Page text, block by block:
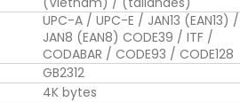
UPC-A / UPC-E / JAN13 (EAN13) /
JAN8 (EAN8) CODE39 / ITF /
CODABAR / CODE93 / CODE128
GB2312
4K bytes